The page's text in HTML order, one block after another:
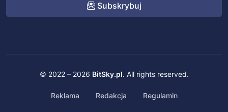
Subskrybuj
© 2022 – 2026 BitSky.pl. All rights reserved.
Reklama Redakcja Regulamin